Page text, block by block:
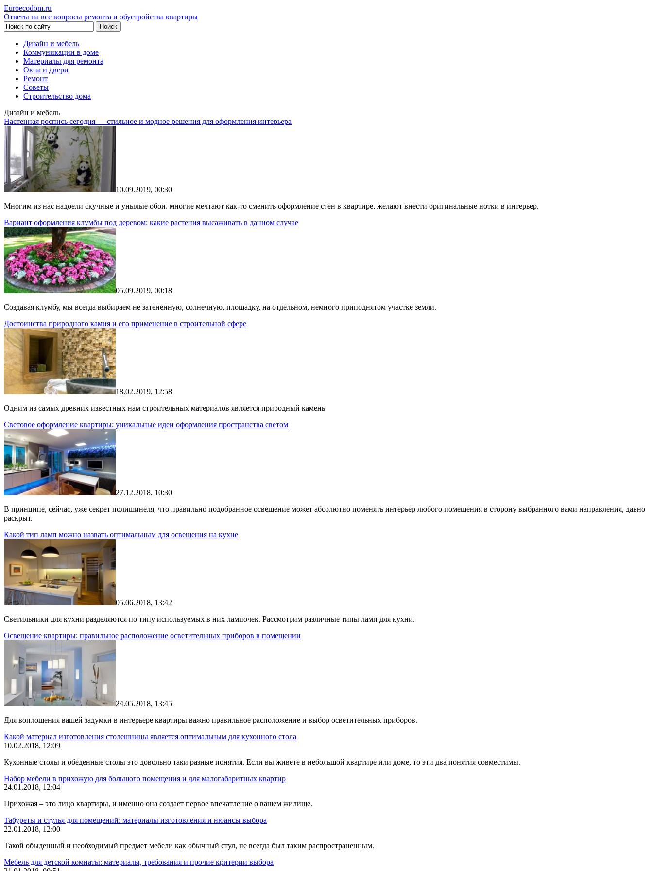
Euroecodom.ru
Ответы на все вопросы ремонта и обустройства квартиры
Дизайн и мебель
Коммуникации в доме
Материалы для ремонта
Окна и двери
Ремонт
Советы
Строительство дома
Дизайн и мебель
Настенная роспись сегодня — стильное и модное решения для оформления интерьера
10.09.2019, 00:30
Многим из нас надоели скучные и унылые обои, многие мечтают как-то сменить оформление стен в квартире, желают внести оригинальные нотки в интерьер.
Вариант оформления клумбы под деревом: какие растения высаживать в данном случае
05.09.2019, 00:18
Создавая клумбу, мы всегда выбираем не затененную, солнечную, площадку, на отдельном, немного приподнятом участке земли.
Достоинства природного камня и его применение в строительной сфере
18.02.2019, 12:58
Одним из самых древних известных нам строительных материалов является природный камень.
Световое оформление квартиры: уникальные идеи оформления пространства светом
27.12.2018, 10:30
В принципе, сейчас, уже секрет полишинеля, что правильно подобранное освещение может абсолютно поменять интерьер любого помещения в сторону выбранного вами направления, давно
раскрыт.
Какой тип ламп можно назвать оптимальным для освещения на кухне
05.06.2018, 13:42
Светильники для кухни разделяются по типу используемых в них лампочек. Рассмотрим различные типы ламп для кухни.
Освещение квартиры: правильное расположение осветительных приборов в помещении
24.05.2018, 13:45
Для воплощения вашей задумки в интерьере квартиры важно правильное расположение и выбор осветительных приборов.
Какой материал изготовления столешницы является оптимальным для кухонного стола
10.02.2018, 12:09
Кухонные столы и обеденные столы это довольно таки разные понятия. Если вы живете в небольшой квартире или доме, то эти два понятия совместимы.
Набор мебели в прихожую для большого помещения и для малогабаритных квартир
24.01.2018, 12:04
Прихожая – это лицо квартиры, и именно она создает первое впечатление о вашем жилище.
Табуреты и стулья для помещений: материалы изготовления и нюансы выбора
22.01.2018, 12:00
Такой обыденный и необходимый предмет мебели как обычный стул, не всегда был таким распространенным.
Мебель для детской комнаты: материалы, требования и прочие критерии выбора